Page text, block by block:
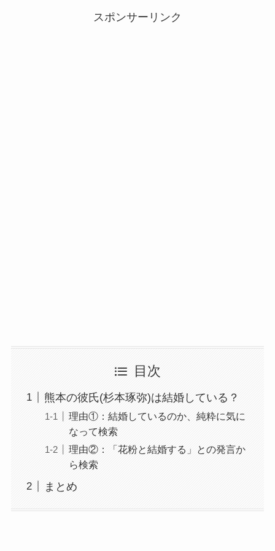
スポンサーリンク
目次
熊本の彼氏(杉本琢弥)は結婚している？
理由①：結婚しているのか、純粋に気に
なって検索
理由②：「花粉と結婚する」との発言か
ら検索
まとめ